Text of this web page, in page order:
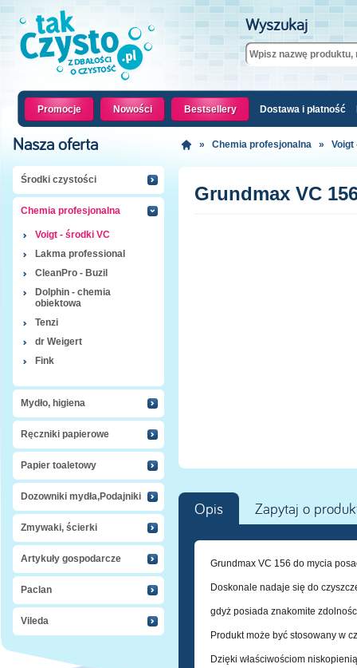
Wyszukaj
Promocje Nowości Bestsellery Dostawa i płatność
Nasza oferta
Środki czystości
Chemia profesjonalna
Voigt - środki VC
Lakma professional
CleanPro - Buzil
Dolphin - chemia
obiektowa
Tenzi
dr Weigert
Fink
Mydło, higiena
Ręczniki papierowe
Papier toaletowy
Dozowniki mydła,Podajniki
Zmywaki, ścierki
Artykuły gospodarcze
Paclan
Vileda
» Chemia profesjonalna » Voigt
Grundmax VC
Opis Zapytaj o
Grundmax VC 156 do mycia
Doskonale nadaje się do
gdyż posiada znakomite
Produkt może być stosowany w
Dzięki właściwościom